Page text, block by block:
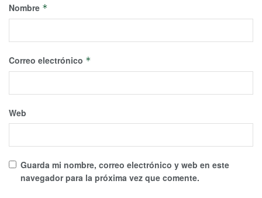
Nombre *
Correo electrónico *
Web
Guarda mi nombre, correo electrónico y web en este
navegador para la próxima vez que comente.